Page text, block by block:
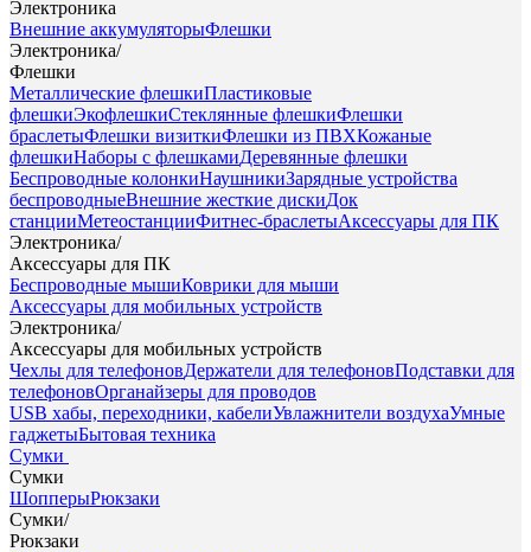
Электроника
Внешние аккумуляторыФлешки
Электроника/
Флешки
Металлические флешкиПластиковые
флешкиЭкофлешкиСтеклянные флешкиФлешки
браслетыФлешки визиткиФлешки из ПВХКожаные
флешкиНаборы с флешкамиДеревянные флешки
Беспроводные колонкиНаушникиЗарядные устройства
беспроводныеВнешние жесткие дискиДок
станцииМетеостанцииФитнес-браслетыАксессуары для ПК
Электроника/
Аксессуары для ПК
Беспроводные мышиКоврики для мыши
Аксессуары для мобильных устройств
Электроника/
Аксессуары для мобильных устройств
Чехлы для телефоновДержатели для телефоновПодставки для
телефоновОрганайзеры для проводов
USB хабы, переходники, кабелиУвлажнители воздухаУмные
гаджетыБытовая техника
Сумки
Сумки
ШопперыРюкзаки
Сумки/
Рюкзаки